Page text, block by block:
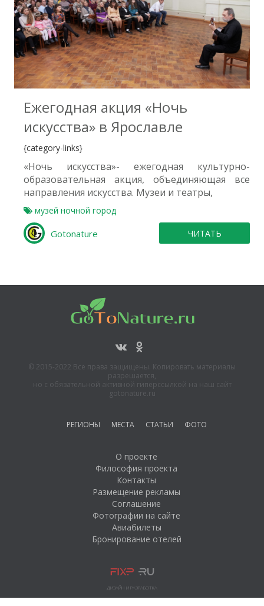
0
Ежегодная акция «Ночь
искусства» в Ярославле
{category-links}
«Ночь искусства»- ежегодная культурно-
образовательная акция, объединяющая все
направления искусства. Музеи и театры,
музей ночной город
Gotonature ЧИТАТЬ
© 2015-2022 Все права защищены. Копировать материалы
разрешается,
но с обязательной активной гиперссылкой на наш сайт
gotonature.ru
РЕГИОНЫ МЕСТА СТАТЬИ ФОТО
О проекте
Философия проекта
Контакты
Размещение рекламы
Соглашение
Фотографии на сайте
Авиабилеты
Бронирование отелей
ДИЗАЙН И РАЗРАБОТКА